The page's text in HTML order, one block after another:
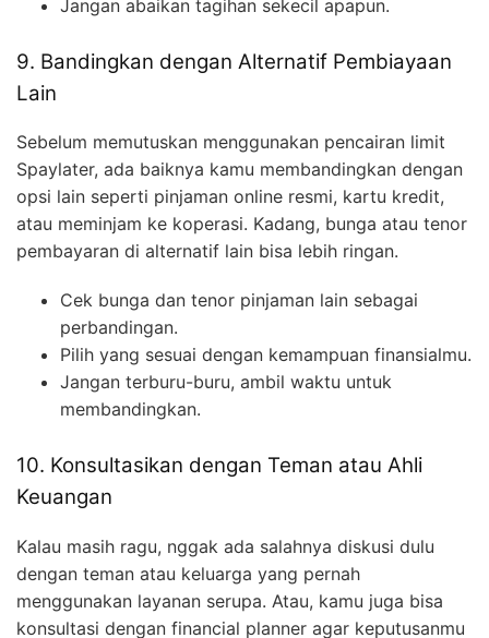
Jangan abaikan tagihan sekecil apapun.
9. Bandingkan dengan Alternatif Pembiayaan
Lain
Sebelum memutuskan menggunakan pencairan limit
Spaylater, ada baiknya kamu membandingkan dengan
opsi lain seperti pinjaman online resmi, kartu kredit,
atau meminjam ke koperasi. Kadang, bunga atau tenor
pembayaran di alternatif lain bisa lebih ringan.
Cek bunga dan tenor pinjaman lain sebagai
perbandingan.
Pilih yang sesuai dengan kemampuan finansialmu.
Jangan terburu-buru, ambil waktu untuk
membandingkan.
10. Konsultasikan dengan Teman atau Ahli
Keuangan
Kalau masih ragu, nggak ada salahnya diskusi dulu
dengan teman atau keluarga yang pernah
menggunakan layanan serupa. Atau, kamu juga bisa
konsultasi dengan financial planner agar keputusanmu